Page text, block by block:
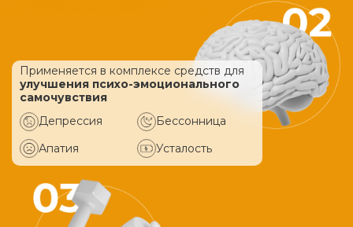
Применяется в комплексе средств для
улучшения психо-эмоционального
самочувствия
Депрессия
Бессонница
Апатия
Усталость